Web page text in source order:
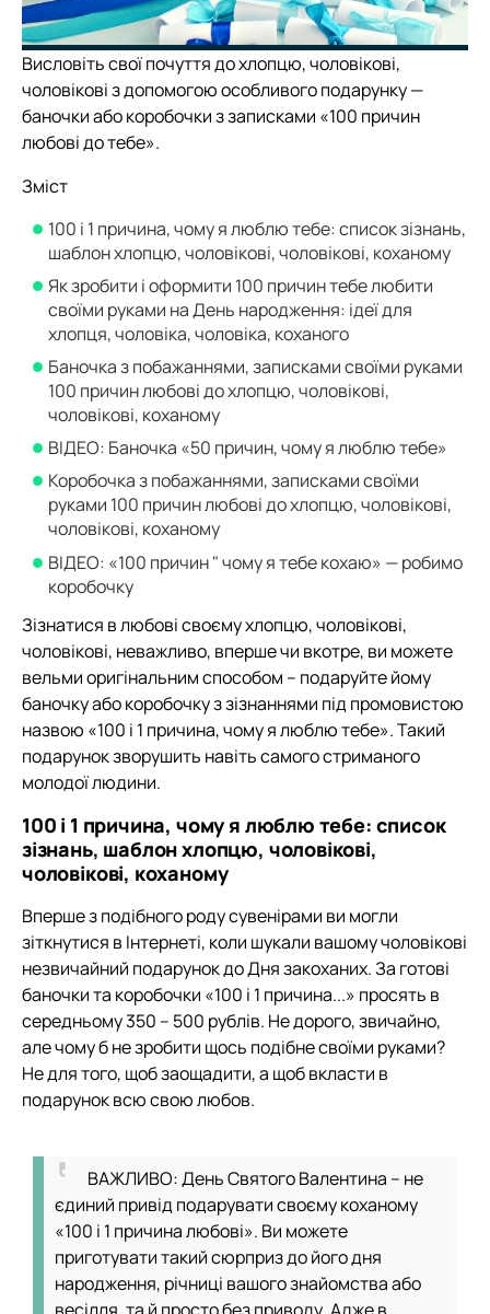
Висловіть свої почуття до хлопцю, чоловікові,
чоловікові з допомогою особливого подарунку —
баночки або коробочки з записками «100 причин
любові до тебе».
Зміст
100 і 1 причина, чому я люблю тебе: список зізнань,
шаблон хлопцю, чоловікові, чоловікові, коханому
Як зробити і оформити 100 причин тебе любити
своїми руками на День народження: ідеї для
хлопця, чоловіка, чоловіка, коханого
Баночка з побажаннями, записками своїми руками
100 причин любові до хлопцю, чоловікові,
чоловікові, коханому
ВІДЕО: Баночка «50 причин, чому я люблю тебе»
Коробочка з побажаннями, записками своїми
руками 100 причин любові до хлопцю, чоловікові,
чоловікові, коханому
ВІДЕО: «100 причин " чому я тебе кохаю» — робимо
коробочку
Зізнатися в любові своєму хлопцю, чоловікові,
чоловікові, неважливо, вперше чи вкотре, ви можете
вельми оригінальним способом – подаруйте йому
баночку або коробочку з зізнаннями під промовистою
назвою «100 і 1 причина, чому я люблю тебе». Такий
подарунок зворушить навіть самого стриманого
молодої людини.
100 і 1 причина, чому я люблю тебе: список
зізнань, шаблон хлопцю, чоловікові,
чоловікові, коханому
Вперше з подібного роду сувенірами ви могли
зіткнутися в Інтернеті, коли шукали вашому чоловікові
незвичайний подарунок до Дня закоханих. За готові
баночки та коробочки «100 і 1 причина...» просять в
середньому 350 – 500 рублів. Не дорого, звичайно,
але чому б не зробити щось подібне своїми руками?
Не для того, щоб заощадити, а щоб вкласти в
подарунок всю свою любов.
ВАЖЛИВО: День Святого Валентина – не
єдиний привід подарувати своєму коханому
«100 і 1 причина любові». Ви можете
приготувати такий сюрприз до його дня
народження, річниці вашого знайомства або